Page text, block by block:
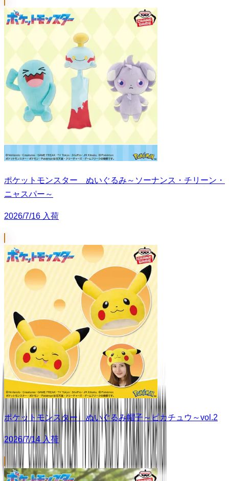
ポケットモンスター ぬいぐるみ～ソーナンス・チリーン・
ニャスパー～
2026/7/16 入荷
ポケットモンスター ぬいぐるみ帽子～ピカチュウ～vol.2
2026/7/14 入荷